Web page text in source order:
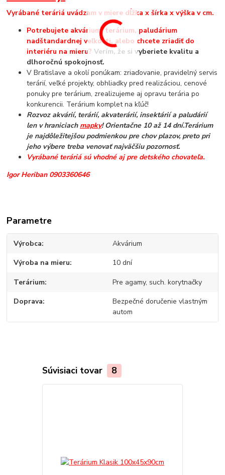
Vyrábané teráriá uvádzam v miere dĺžka x šírka x výška v cm.
Potrebujete akvárium, terárium, paludárium
nadštandardnej veľkosti, alebo chcete zriadiť do
interiéru na mieru?Verím, že si vyberiete kvalitu a
dlhoročnú spokojnosť.
V Bratislave a okolí ponúkam: zriaďovanie, pravidelný servis
terárií, veľké projekty, obhliadky pred realizáciou, cenové
ponuky pre terárium, zrealizujeme aj opravu terária po
konkurencii. Terárium komplet na kľúč!
Rozvoz akvárií, terárií, akvaterárií, insektárií a paludárií
len v hraniciach mapky! Orientačne 10 až 14 dní.Terárium
je najdôležitejšou podmienkou pre chov plazov, preto pri
jeho výbere treba venovať najväčšiu pozornosť.
Vyrábané teráriá sú vhodné aj pre detského chovateľa.
Igor Heriban 0903360646
Parametre
Výrobca Akvárium
Výroba na mieru 10 dní
Terárium Pre agamy, such. korytnačky
Doprava
Bezpečné doručenie vlastným
autom
Súvisiaci tovar 8